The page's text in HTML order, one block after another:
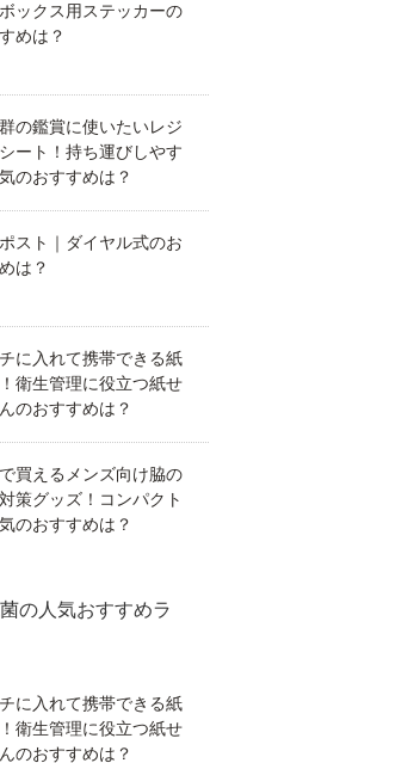
ックス用ステッカーの
めは？
の鑑賞に使いたいレジ
ート！持ち運びしやす
のおすすめは？
スト｜ダイヤル式のお
は？
に入れて携帯できる紙
衛生管理に役立つ紙せ
のおすすめは？
買えるメンズ向け脇の
策グッズ！コンパクト
のおすすめは？
の人気おすすめラ
に入れて携帯できる紙
衛生管理に役立つ紙せ
のおすすめは？